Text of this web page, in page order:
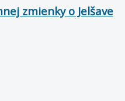
zmienky o Jelšave